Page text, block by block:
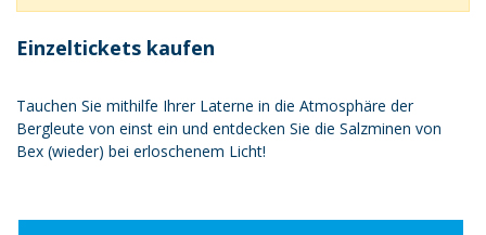
Einzeltickets kaufen
Tauchen Sie mithilfe Ihrer Laterne in die Atmosphäre der
Bergleute von einst ein und entdecken Sie die Salzminen von
Bex (wieder) bei erloschenem Licht!